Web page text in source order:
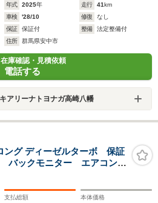
年式 2025年 走行 41km
車検
'28/10 修復
なし
保証
保証付 整備
法定整備付
住所
群馬県安中市
庫確認・見積依頼
電話する
アリーナトヨナガ高崎八幡
ング ディーゼルターボ 保証
バックモニター エアコン
エアバック メモリナ
ワーウィンドウ ABS タ
支払総額 本体価格